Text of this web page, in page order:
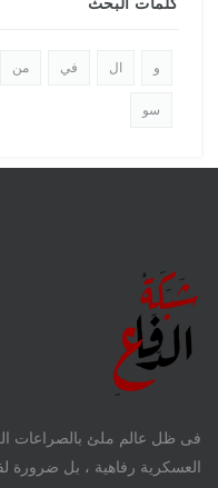
و ال في من
سو
فى ظل عالم ملئ بالصراعات
العسكرية رفاهية ، بل ضرورة